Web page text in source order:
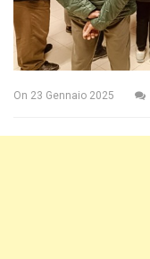
On 23 Gennaio 2025